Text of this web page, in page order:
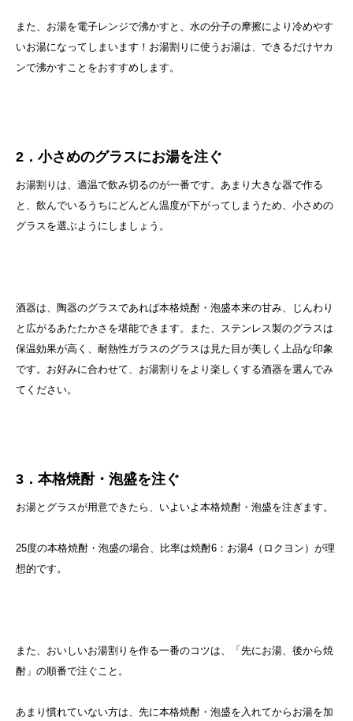
また、お湯を電子レンジで沸かすと、水の分子の摩擦により冷めやす
いお湯になってしまいます！お湯割りに使うお湯は、できるだけヤカ
ンで沸かすことをおすすめします。
2．小さめのグラスにお湯を注ぐ
お湯割りは、適温で飲み切るのが一番です。あまり大きな器で作る
と、飲んでいるうちにどんどん温度が下がってしまうため、小さめの
グラスを選ぶようにしましょう。
酒器は、陶器のグラスであれば本格焼酎・泡盛本来の甘み、じんわり
と広がるあたたかさを堪能できます。また、ステンレス製のグラスは
保温効果が高く、耐熱性ガラスのグラスは見た目が美しく上品な印象
です。お好みに合わせて、お湯割りをより楽しくする酒器を選んでみ
てください。
3．本格焼酎・泡盛を注ぐ
お湯とグラスが用意できたら、いよいよ本格焼酎・泡盛を注ぎます。
25度の本格焼酎・泡盛の場合、比率は焼酎6：お湯4（ロクヨン）が理
想的です。
また、おいしいお湯割りを作る一番のコツは、「先にお湯、後から焼
酎」の順番で注ぐこと。
あまり慣れていない方は、先に本格焼酎・泡盛を入れてからお湯を加